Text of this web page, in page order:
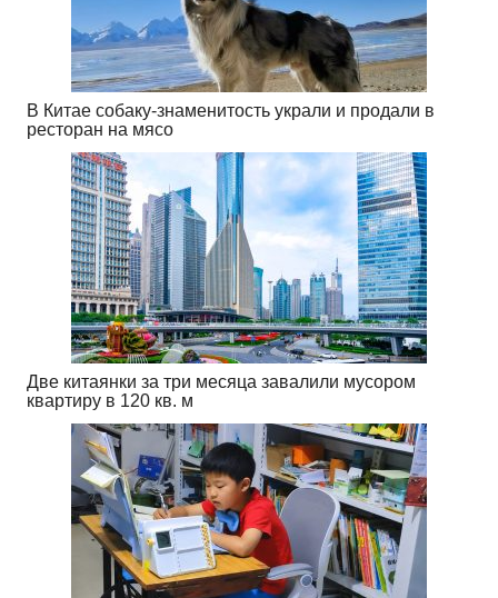
В Китае собаку-знаменитость украли и продали в
ресторан на мясо
Две китаянки за три месяца завалили мусором
квартиру в 120 кв. м